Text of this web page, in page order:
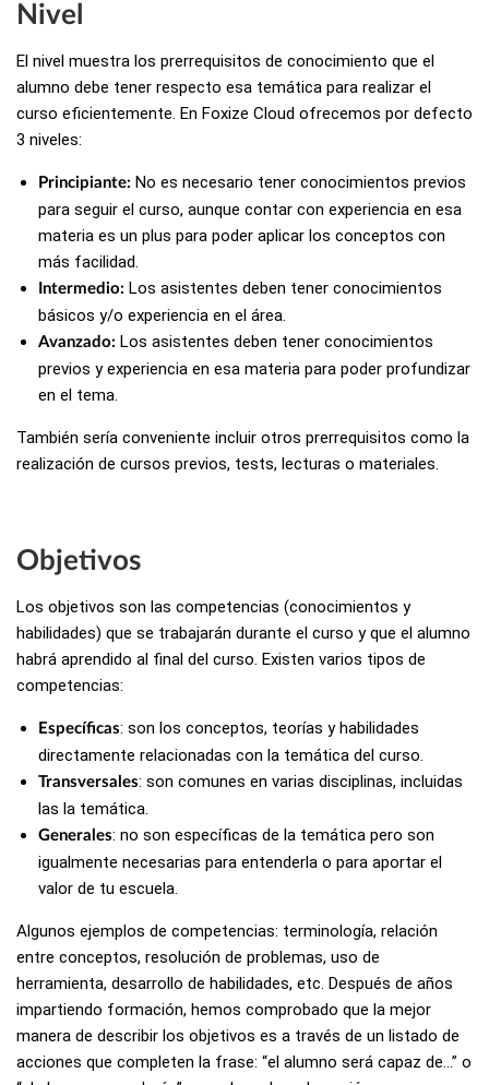
Nivel
El nivel muestra los prerrequisitos de conocimiento que el
alumno debe tener respecto esa temática para realizar el
curso eficientemente. En Foxize Cloud ofrecemos por defecto
3 niveles:
Principiante: No es necesario tener conocimientos previos
para seguir el curso, aunque contar con experiencia en esa
materia es un plus para poder aplicar los conceptos con
más facilidad.
Intermedio: Los asistentes deben tener conocimientos
básicos y/o experiencia en el área.
Avanzado: Los asistentes deben tener conocimientos
previos y experiencia en esa materia para poder profundizar
en el tema.
También sería conveniente incluir otros prerrequisitos como la
realización de cursos previos, tests, lecturas o materiales.
Objetivos
Los objetivos son las competencias (conocimientos y
habilidades) que se trabajarán durante el curso y que el alumno
habrá aprendido al final del curso. Existen varios tipos de
competencias:
Específicas: son los conceptos, teorías y habilidades
directamente relacionadas con la temática del curso.
Transversales: son comunes en varias disciplinas, incluidas
las la temática.
Generales: no son específicas de la temática pero son
igualmente necesarias para entenderla o para aportar el
valor de tu escuela.
Algunos ejemplos de competencias: terminología, relación
entre conceptos, resolución de problemas, uso de
herramienta, desarrollo de habilidades, etc. Después de años
impartiendo formación, hemos comprobado que la mejor
manera de describir los objetivos es a través de un listado de
acciones que completen la frase: “el alumno será capaz de…” o